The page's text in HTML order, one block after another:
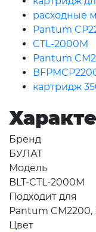
расходные
Pantum
CTL-2000M
Pantum
картридж
Бренд
БУЛАТ
Модель
BLT-CTL-2000M
Подходит для
Pantum
Цвет